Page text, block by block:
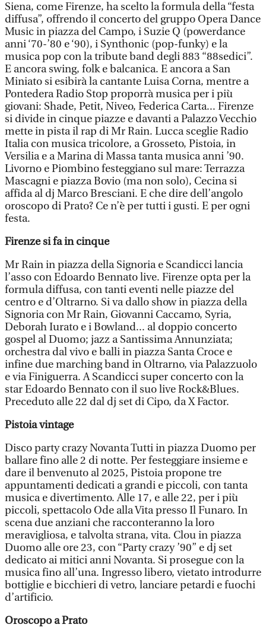
Siena, come Firenze, ha scelto la formula della “festa
diffusa”, offrendo il concerto del gruppo Opera Dance
Music in piazza del Campo, i Suzie Q (powerdance
anni ‘70-’80 e ‘90), i Synthonic (pop-funky) e la
musica pop con la tribute band degli 883 “88sedici”.
E ancora swing, folk e balcanica. E ancora a San
Miniato si esibirà la cantante Luisa Corna, mentre a
Pontedera Radio Stop proporrà musica per i più
giovani: Shade, Petit, Niveo, Federica Carta... Firenze
si divide in cinque piazze e davanti a Palazzo Vecchio
mette in pista il rap di Mr Rain. Lucca sceglie Radio
Italia con musica tricolore, a Grosseto, Pistoia, in
Versilia e a Marina di Massa tanta musica anni ’90.
Livorno e Piombino festeggiano sul mare: Terrazza
Mascagni e piazza Bovio (ma non solo), Cecina si
affida al dj Marco Bresciani. E che dire dell’angolo
oroscopo di Prato? Ce n’è per tutti i gusti. E per ogni
festa.
Firenze si fa in cinque
Mr Rain in piazza della Signoria e Scandicci lancia
l’asso con Edoardo Bennato live. Firenze opta per la
formula diffusa, con tanti eventi nelle piazze del
centro e d’Oltrarno. Si va dallo show in piazza della
Signoria con Mr Rain, Giovanni Caccamo, Syria,
Deborah Iurato e i Bowland... al doppio concerto
gospel al Duomo; jazz a Santissima Annunziata;
orchestra dal vivo e balli in piazza Santa Croce e
infine due marching band in Oltrarno, via Palazzuolo
e via Finiguerra. A Scandicci super concerto con la
star Edoardo Bennato con il suo live Rock&Blues.
Preceduto alle 22 dal dj set di Cipo, da X Factor.
Pistoia vintage
Disco party crazy Novanta Tutti in piazza Duomo per
ballare fino alle 2 di notte. Per festeggiare insieme e
dare il benvenuto al 2025, Pistoia propone tre
appuntamenti dedicati a grandi e piccoli, con tanta
musica e divertimento. Alle 17, e alle 22, per i più
piccoli, spettacolo Ode alla Vita presso Il Funaro. In
scena due anziani che racconteranno la loro
meravigliosa, e talvolta strana, vita. Clou in piazza
Duomo alle ore 23, con “Party crazy ’90” e dj set
dedicato ai mitici anni Novanta. Si prosegue con la
musica fino all’una. Ingresso libero, vietato introdurre
bottiglie e bicchieri di vetro, lanciare petardi e fuochi
d’artificio.
Oroscopo a Prato